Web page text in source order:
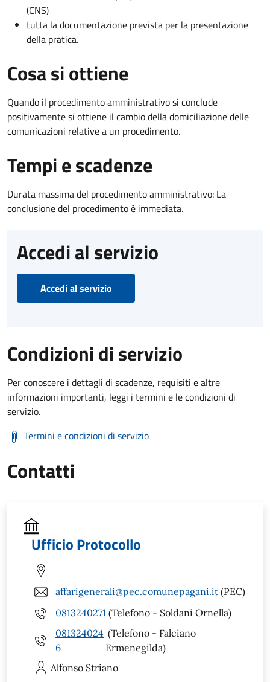
(CNS)
tutta la documentazione prevista per la presentazione
della pratica.
Cosa si ottiene
Quando il procedimento amministrativo si conclude
positivamente si ottiene il cambio della domiciliazione delle
comunicazioni relative a un procedimento.
Tempi e scadenze
Durata massima del procedimento amministrativo: La
conclusione del procedimento è immediata.
Accedi al servizio
Accedi al servizio
Condizioni di servizio
Per conoscere i dettagli di scadenze, requisiti e altre
informazioni importanti, leggi i termini e le condizioni di
servizio.
Termini e condizioni di servizio
Contatti
Ufficio Protocollo
affarigenerali@pec.comunepagani.it (PEC)
0813240271 (Telefono - Soldani Ornella)
081324024
6
(Telefono - Falciano
Ermenegilda)
Alfonso Striano